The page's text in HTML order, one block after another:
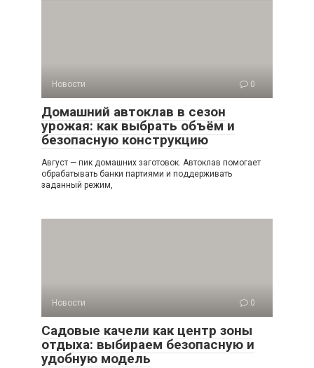
Новости 0
Домашний автоклав в сезон
урожая: как выбрать объём и
безопасную конструкцию
Август — пик домашних заготовок. Автоклав помогает
обрабатывать банки партиями и поддерживать
заданный режим,
Новости 0
Садовые качели как центр зоны
отдыха: выбираем безопасную и
удобную модель